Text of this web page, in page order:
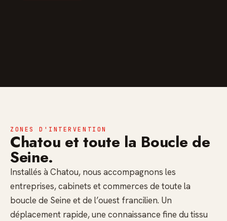
ZONES D'INTERVENTION
Chatou et toute la Boucle de
Seine.
Installés à Chatou, nous accompagnons les
entreprises, cabinets et commerces de toute la
boucle de Seine et de l’ouest francilien. Un
déplacement rapide, une connaissance fine du tissu